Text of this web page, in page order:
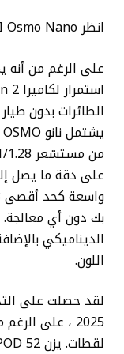
انظر DJI Osmo Nano في Amazon
اللون.
2025 ، على